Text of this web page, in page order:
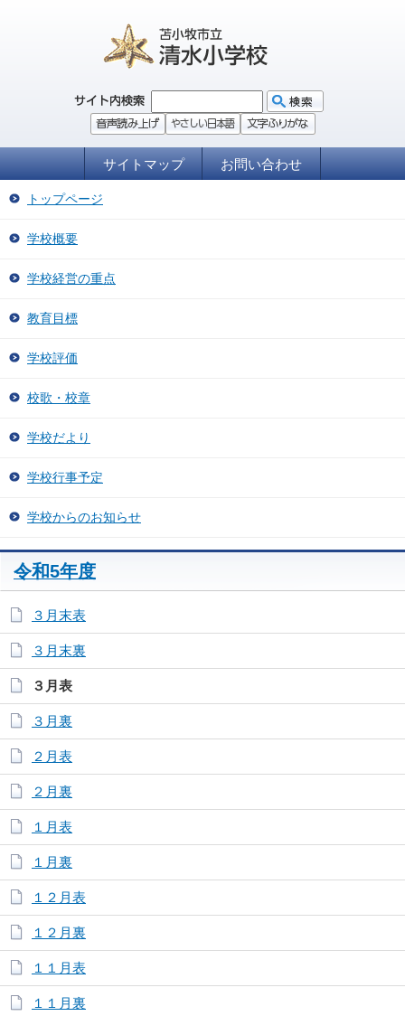
サイトマップ お問い合わせ
トップページ
学校概要
学校経営の重点
教育目標
学校評価
校歌・校章
学校だより
学校行事予定
学校からのお知らせ
令和5年度
３月末表
３月末裏
３月表
３月裏
２月表
２月裏
１月表
１月裏
１２月表
１２月裏
１１月表
１１月裏